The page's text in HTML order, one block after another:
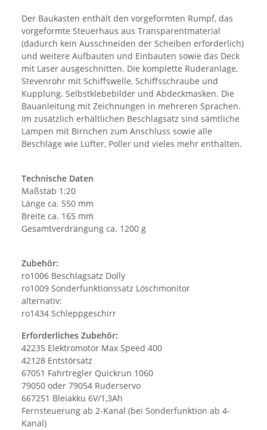
Der Baukasten enthält den vorgeformten Rumpf, das
vorgeformte Steuerhaus aus Transparentmaterial
(dadurch kein Ausschneiden der Scheiben erforderlich)
und weitere Aufbauten und Einbauten sowie das Deck
mit Laser ausgeschnitten. Die komplette Ruderanlage,
Stevenrohr mit Schiffswelle, Schiffsschraube und
Kupplung. Selbstklebebilder und Abdeckmasken. Die
Bauanleitung mit Zeichnungen in mehreren Sprachen.
Im zusätzlich erhältlichen Beschlagsatz sind sämtliche
Lampen mit Birnchen zum Anschluss sowie alle
Beschläge wie Lüfter, Poller und vieles mehr enthalten.
Technische Daten
Maßstab 1:20
Länge ca. 550 mm
Breite ca. 165 mm
Gesamtverdrängung ca. 1200 g
Zubehör:
ro1006 Beschlagsatz Dolly
ro1009 Sonderfunktionssatz Löschmonitor
alternativ:
ro1434 Schleppgeschirr
Erforderliches Zubehör:
42235 Elektromotor Max Speed 400
42128 Entstörsatz
67051 Fahrtregler Quickrun 1060
79050 oder 79054 Ruderservo
667251 Bleiakku 6V/1,3Ah
Fernsteuerung ab 2-Kanal (bei Sonderfunktion ab 4-
Kanal)